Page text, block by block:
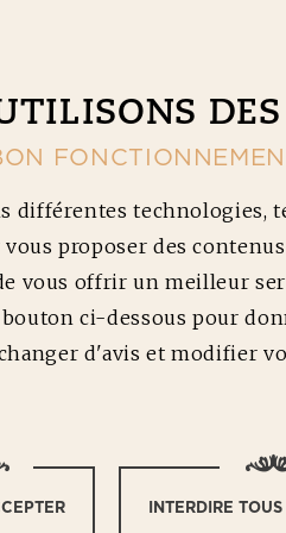
différentes technologies,
proposer des
vous offrir un meilleur
ci-dessous pour
d'avis et modifier
INTERDIRE